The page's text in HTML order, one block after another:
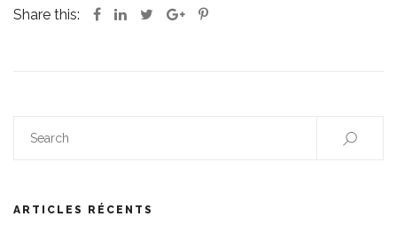
Share this:
ARTICLES RÉCENTS